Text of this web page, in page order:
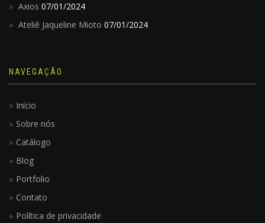
Axios 07/01/2024
Ateliê Jaqueline Mioto 07/01/2024
NAVEGAÇÃO
Início
Sobre nós
Catálogo
Blog
Portfolio
Contato
Política de privacidade